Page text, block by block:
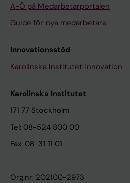
A-Ö på Medarbetarportalen
Guide för nya medarbetare
Innovationsstöd
Karolinska Institutet Innovation
Karolinska Institutet
171 77 Stockholm
Tel: 08-524 800 00
Fax: 08-31 11 01
Org.nr: 202100-2973